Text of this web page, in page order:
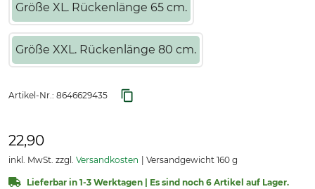
Größe XL. Rückenlänge 65 cm.
Größe XXL. Rückenlänge 80 cm.
Artikel-Nr.: 8646629435
22,90
inkl. MwSt. zzgl. Versandkosten Versandgewicht 160 g
Lieferbar in 1-3 Werktagen | Es sind noch 6 Artikel auf Lager.